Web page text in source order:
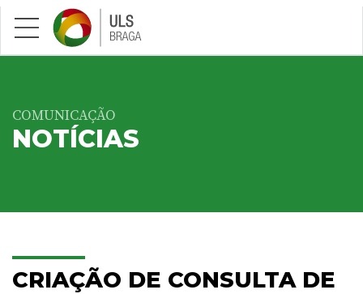
Saltar para conteúdo principal
COMUNICAÇÃO
NOTÍCIAS
CRIAÇÃO DE CONSULTA DE